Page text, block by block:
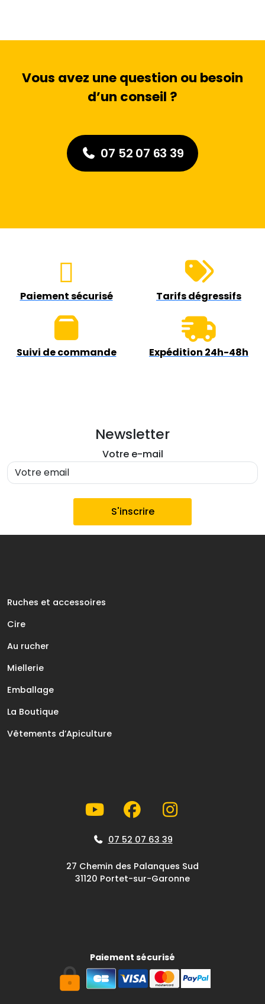
Vous avez une question ou besoin
d’un conseil ?
07 52 07 63 39
Paiement sécurisé Tarifs dégressifs
Suivi de commande Expédition 24h-48h
Newsletter
Votre e-mail
Ruches et accessoires
Cire
Au rucher
Miellerie
Emballage
La Boutique
Vêtements d’Apiculture
07 52 07 63 39
27 Chemin des Palanques Sud
31120 Portet-sur-Garonne
Paiement sécurisé